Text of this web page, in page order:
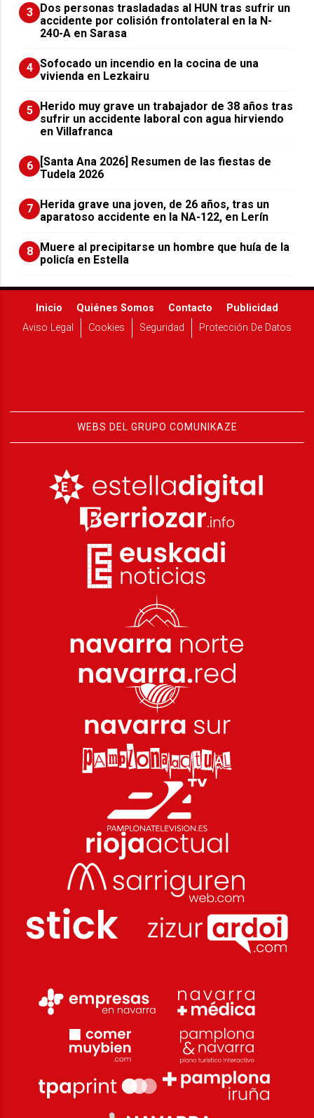
3 ​Dos personas trasladadas al HUN tras sufrir un
accidente por colisión frontolateral en la N-
240-A en Sarasa
4 Sofocado un incendio en la cocina de una
vivienda en Lezkairu
5 Herido muy grave un trabajador de 38 años tras
sufrir un accidente laboral con agua hirviendo
en Villafranca
6
[Santa Ana 2026] Resumen de las fiestas de
Tudela 2026
7 Herida grave una joven, de 26 años, tras un
aparatoso accidente en la NA-122, en Lerín
8 Muere al precipitarse un hombre que huía de la
policía en Estella
Inicio Quiénes Somos Contacto
Publicidad
Aviso Legal
Cookies Seguridad Protección De Datos
WEBS DEL GRUPO COMUNIKAZE